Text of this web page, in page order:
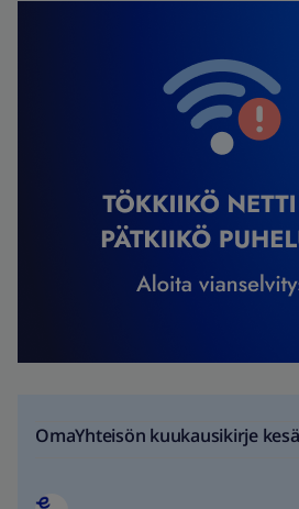
OmaYhteisön kuukausikirje